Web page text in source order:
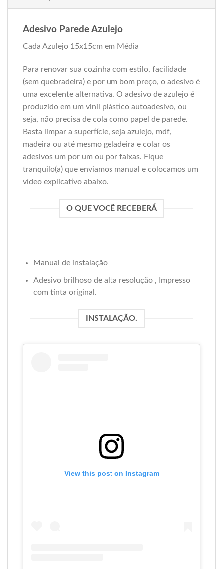
Adesivo Parede Azulejo
Cada Azulejo 15x15cm em Média
Para renovar sua cozinha com estilo, facilidade
(sem quebradeira) e por um bom preço, o adesivo é
uma excelente alternativa. O adesivo de azulejo é
produzido em um vinil plástico autoadesivo, ou
seja, não precisa de cola como papel de parede.
Basta limpar a superfície, seja azulejo, mdf,
madeira ou até mesmo geladeira e colar os
adesivos um por um ou por faixas. Fique
tranquilo(a) que enviamos manual e colocamos um
vídeo explicativo abaixo.
O QUE VOCÊ RECEBERÁ
Manual de instalação
Adesivo brilhoso de alta resolução , Impresso
com tinta original.
INSTALAÇÃO.
View this post on Instagram